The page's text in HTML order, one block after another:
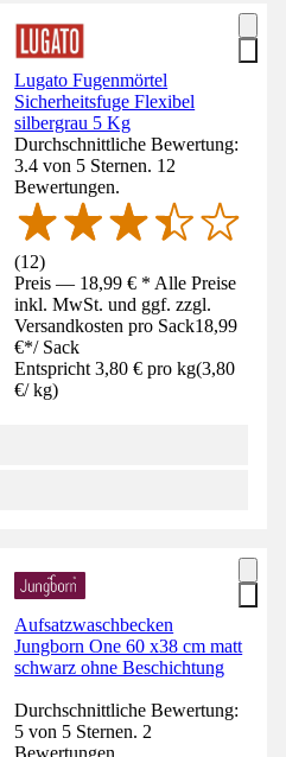
Lugato Fugenmörtel
Sicherheitsfuge Flexibel
silbergrau 5 Kg
Durchschnittliche Bewertung:
3.4 von 5 Sternen. 12
Bewertungen.
(12)
Preis — 18,99 € * Alle Preise
inkl. MwSt. und ggf. zzgl.
Versandkosten pro Sack18,99
€*/ Sack
Entspricht 3,80 € pro kg(3,80
€/ kg)
Aufsatzwaschbecken
Jungborn One 60 x38 cm matt
schwarz ohne Beschichtung
Durchschnittliche Bewertung:
5 von 5 Sternen. 2
Bewertungen.